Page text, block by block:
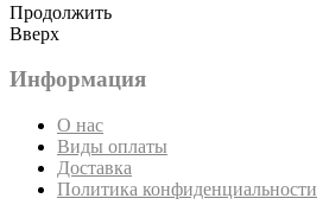
Продолжить
Вверх
Информация
О нас
Виды оплаты
Доставка
Политика конфиденциальности